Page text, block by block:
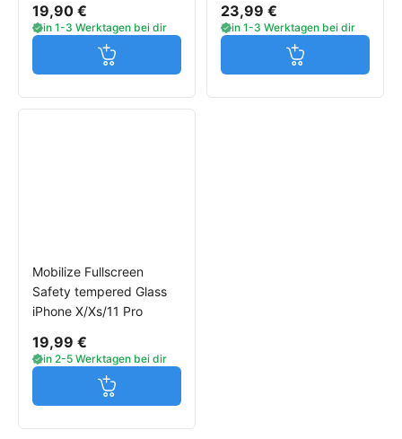
19,90 €
in 1-3 Werktagen bei dir
Jetzt in den Warenkorb
23,99 €
in 1-3 Werktagen bei dir
Jetzt in den
Mobilize Fullscreen
Safety tempered Glass
iPhone X/Xs/11 Pro
19,99 €
in 2-5 Werktagen bei dir
Jetzt in den Warenkorb